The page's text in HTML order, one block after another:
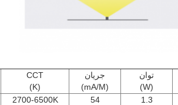
توان
(W)
جریان
(mA/M)
CCT
(K)
1.3
54
2700-6500K